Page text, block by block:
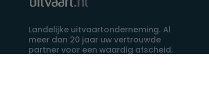
Landelijke uitvaartonderneming. Al
meer dan 20 jaar uw vertrouwde
partner voor een waardig afscheid.